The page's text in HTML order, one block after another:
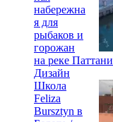
набережна
я для
рыбаков и
горожан
на реке Паттани
Дизайн
Школа
Feliza
Bursztyn в